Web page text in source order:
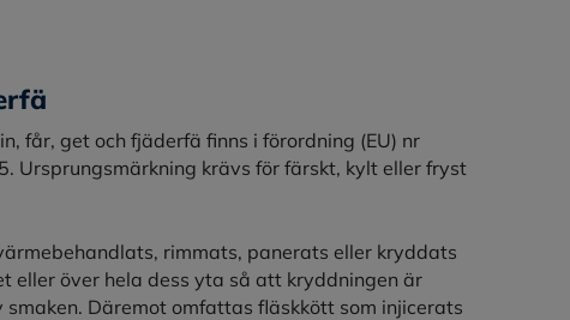
får, get och fjäderfä finns i förordning (EU) nr
Ursprungsmärkning krävs för färskt, kylt eller fryst
rimmats, panerats eller kryddats
eller över hela dess yta så att kryddningen är
Däremot omfattas fläskkött som injicerats